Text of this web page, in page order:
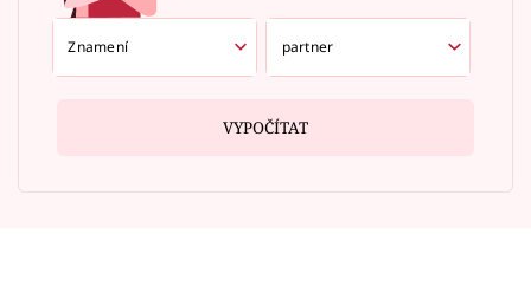
VYPOČÍTAT